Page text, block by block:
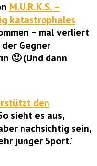
M.U.R.K.S. –
katastrophales
– mal verliert
Gegner
🙂 (Und dann
den
sieht es aus,
nachsichtig sein,
junger Sport.”